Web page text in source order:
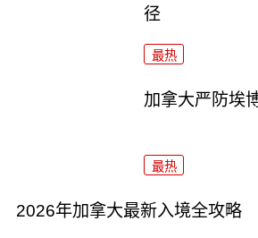
径
最热
加拿大严防埃
最热
2026年加拿大最新入境全攻略